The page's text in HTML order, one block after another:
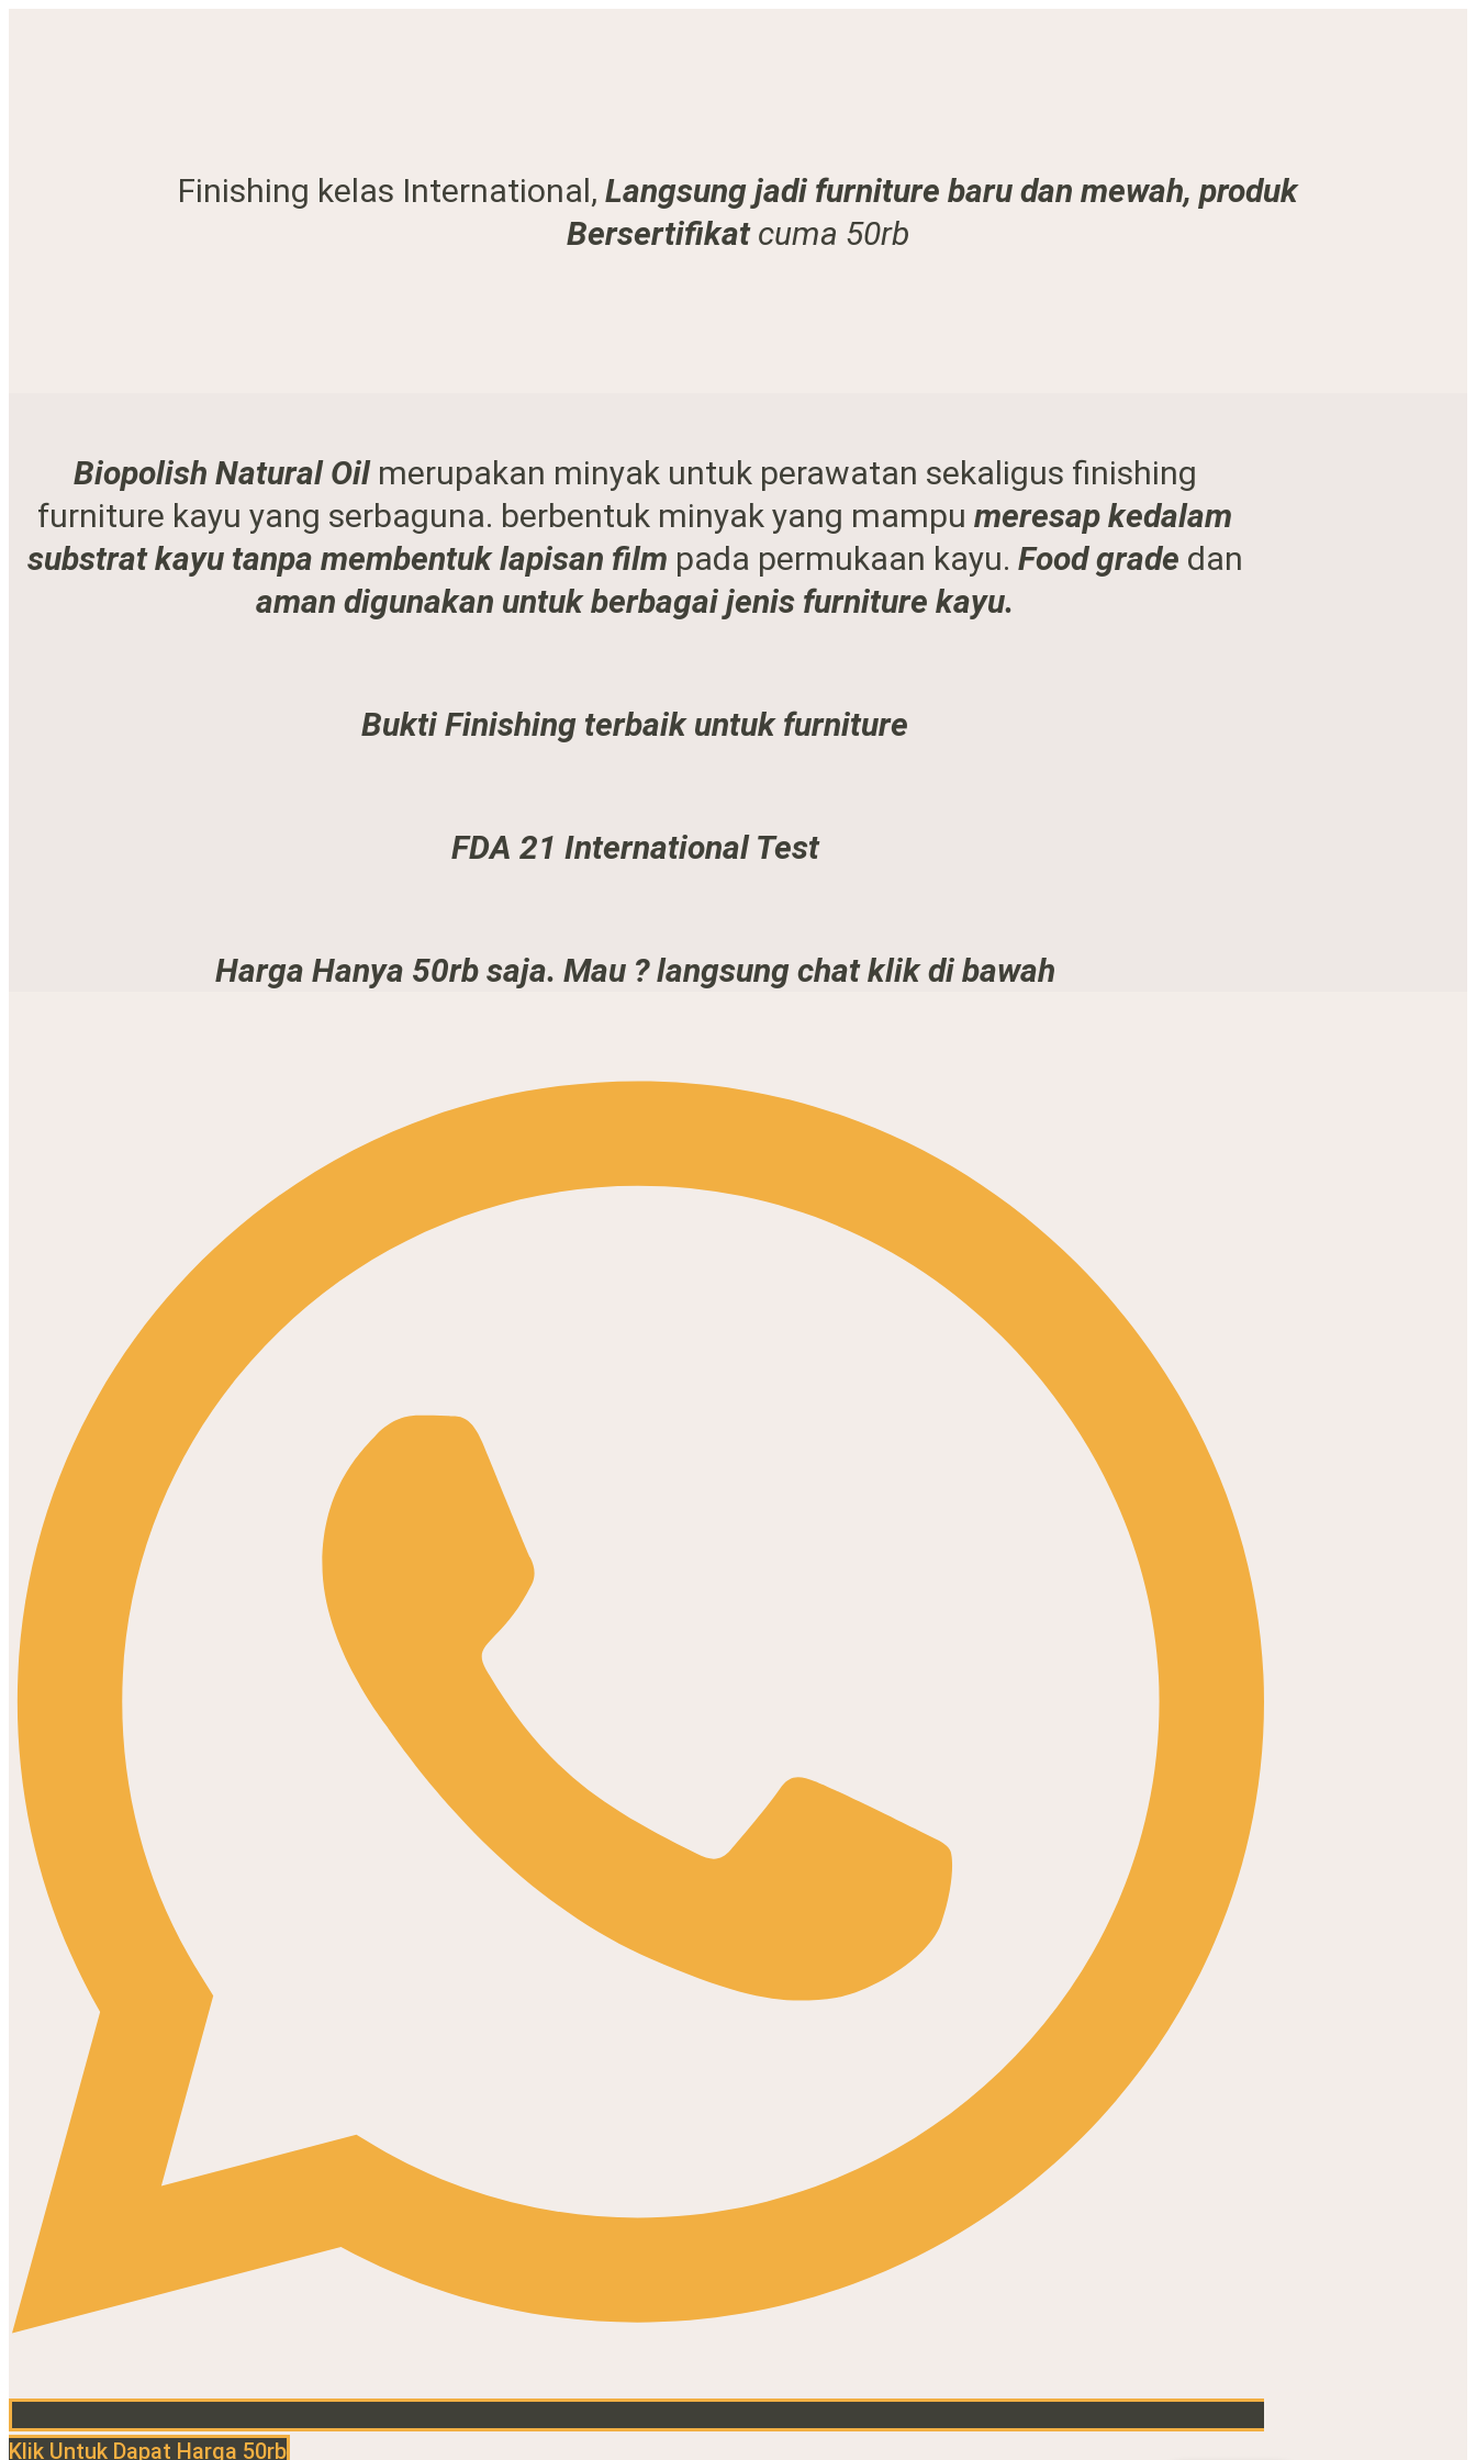
Finishing kelas International, Langsung jadi furniture baru dan mewah, produk
Bersertifikat cuma 50rb
Biopolish Natural Oilmerupakan minyak untuk perawatan sekaligus finishing
furniture kayu yang serbaguna. berbentuk minyak yang mampu meresap kedalam
substrat kayu tanpa membentuk lapisan film pada permukaan kayu. Food grade dan
aman digunakan untuk berbagai jenis furniture kayu.
Bukti Finishing terbaik untuk furniture
FDA 21 International Test
Harga Hanya 50rb saja. Mau ? langsung chat klik di bawah
Klik Untuk Dapat Harga 50rb